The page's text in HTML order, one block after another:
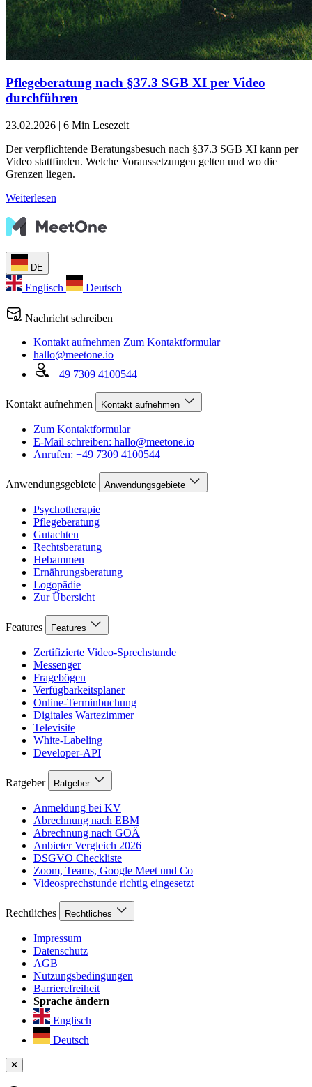
Pflegeberatung nach §37.3 SGB XI per Video
durchführen
23.02.2026 | 6 Min Lesezeit
Der verpflichtende Beratungsbesuch nach §37.3 SGB XI kann per
Video stattfinden. Welche Voraussetzungen gelten und wo die
Grenzen liegen.
Weiterlesen
DE
Englisch Deutsch
Nachricht schreiben
Kontakt aufnehmen Zum Kontaktformular
hallo@meetone.io
+49 7309 4100544
Kontakt aufnehmen Kontakt aufnehmen
Zum Kontaktformular
E-Mail schreiben: hallo@meetone.io
Anrufen: +49 7309 4100544
Anwendungsgebiete Anwendungsgebiete
Psychotherapie
Pflegeberatung
Gutachten
Rechtsberatung
Hebammen
Ernährungsberatung
Logopädie
Zur Übersicht
Features Features
Zertifizierte Video-Sprechstunde
Messenger
Fragebögen
Verfügbarkeitsplaner
Online-Terminbuchung
Digitales Wartezimmer
Televisite
White-Labeling
Developer-API
Ratgeber Ratgeber
Anmeldung bei KV
Abrechnung nach EBM
Abrechnung nach GOÄ
Anbieter Vergleich 2026
DSGVO Checkliste
Zoom, Teams, Google Meet und Co
Videosprechstunde richtig eingesetzt
Rechtliches Rechtliches
Impressum
Datenschutz
AGB
Nutzungsbedingungen
Barrierefreiheit
Sprache ändern
Englisch
Deutsch